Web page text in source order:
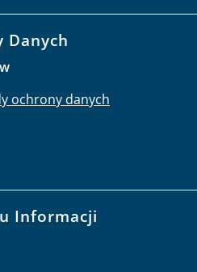
Danych
ochrony danych
Informacji